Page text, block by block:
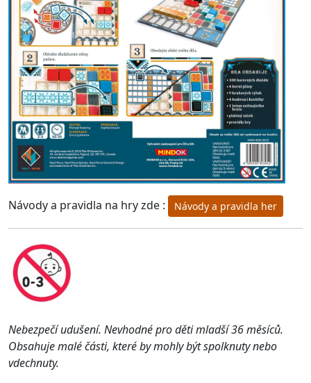
Návody a pravidla na hry zde : Návody a pravidla her
Nebezpečí udušení. Nevhodné pro děti mladší 36 měsíců.
Obsahuje malé části, které by mohly být spolknuty nebo
vdechnuty.